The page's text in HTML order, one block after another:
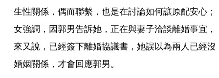
生性關係，偶而聯繫，也是在討論如何讓原配安心；
女強調，因郭男告訴她，正在與妻子洽談離婚事宜，
來又說，已經簽下離婚協議書，她誤以為兩人已經沒
婚姻關係，才會回應郭男。